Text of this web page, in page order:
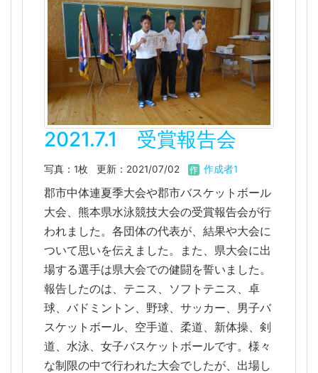
2021.7.1 受賞報告会
写真：1枚 更新：2021/07/02 作成者1
郡市中体連夏季大会や郡市バスケットボール
大会、熊本県水泳競技大会の受賞報告会が行
われました。各団体の代表が、結果や大会に
ついて思いを伝えました。また、県大会に出
場する選手は県大会での健闘を誓いました。
報告したのは、テニス、ソフトテニス、卓
球、バドミントン、野球、サッカー、男子バ
スケットボール、空手道、柔道、新体操、剣
道、水泳、女子バスケットボールです。様々
な制限の中で行われた大会でしたが、出場し